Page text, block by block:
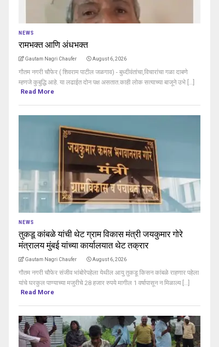
NEWS
रामभक्त आणि अंधभक्त
Gautam Nagri Chaufer August 6, 2026
गौतम नगरी चौफेर ( शिवराम पाटील जळगाव) - बुध्दीवंतांचा,विचारांचा गळा दाबणे
म्हणजे कुबुद्धि आहे. या लढाईत दोन पक्ष असतात.काही लोक सत्याच्या बाजूने उभे [...]
Read More
NEWS
तुकडू कांबळे यांची थेट ग्राम विकास मंत्री जयकुमार गोरे
मंत्रालय मुंबई यांच्या कार्यालयात थेट तक्रार
Gautam Nagri Chaufer August 6, 2026
गौतम नगरी चौफेर संजीव भांबोरेपहेला येथील आयु तुकडू किसन कांबळे राहणार पहेला
यांचे घरकुल पाण्याच्या मजुरीचे 28 हजार रुपये मागील 1 वर्षापासून न मिळाल्य [...]
Read More